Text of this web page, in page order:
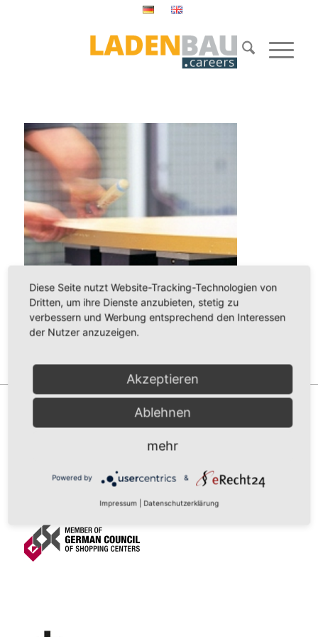
Diese Seite nutzt Website-Tracking-Technologien von
Dritten, um ihre Dienste anzubieten, stetig zu
verbessern und Werbung entsprechend den Interessen
der Nutzer anzuzeigen.
Akzeptieren
Ablehnen
mehr
Powered by &
Impressum Datenschutzerklärung